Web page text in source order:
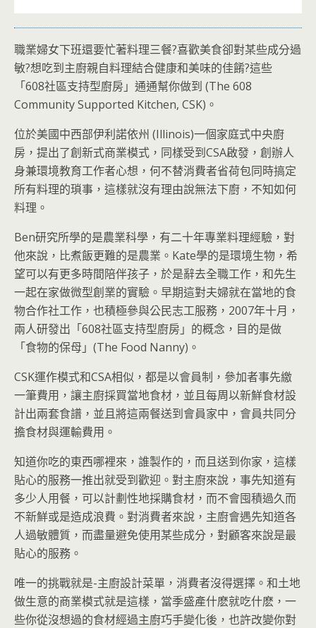
職業婦女下班還要忙著料理三餐?喜歡美食卻對某些成分過
敏?想吃到主廚親自料理結合健康和美味的佳餚?這些
「608社區支持型廚房」通通幫你做到 (The 608
Community Supported Kitchen, CSK)。
位於美國中西部伊利諾依州 (Illinois)一個家庭式中央廚
房，提出了創新式商業模式，同樣受到CSA啟發，創辦人
身兼環境教育工作者心想，何不替消費者省荷包同時搞定
所有料理的瑣事，這樣就沒有理由說無法下廚，不知如何
料理。
Ben研究所學的是農業科學，有二十年專業料理經驗，對
他來說，比煮飯更難的是農業。Kate學的是環境生物，希
望可以有更多時間陪伴孩子，於是辭去全職工作，和先生
一起在家做微型創業的實驗。早期這對夫婦就在當地的食
物合作社工作，也積極參與公民志工服務，2007年十月，
兩人研發出「608社區支持型廚房」的概念，目的是做
「食物的保母」(The Food Nanny)。
CSK運作模式和CSA相似，都是以會員制，參加者事先繳
一筆費用，讓主廚採買當地食材，並且每周以新鮮食材設
計出兩套食譜，並且將這兩餐送到會員家中，會員共同分
擔食材與運輸費用。
知道你吃的東西哪裡來，誰製作的，而且送到你家，這樣
貼心的服務一推出就受到歡迎。對主廚來說，事先知道有
多少人用餐，可以計劃性地採購食材，而不會囤積過久而
不新鮮或是造成浪費。對消費者來說，主廚會遇先知道各
人過敏體質，而盡量避免使用某些成分，對顧客來說是最
貼心的服務。
唯一的挑戰就是-主廚設計菜單，消費者沒得選擇。和土地
做生意的商業模式就是這樣，當季盛產什麽就吃什麽，一
些你從沒想過的食材經過主廚巧手變化後，也許改變你對